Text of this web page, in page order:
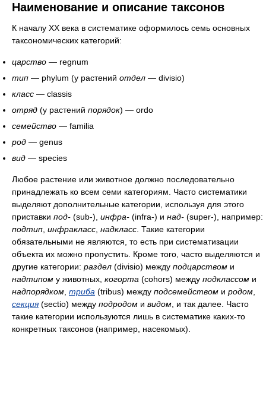
Наименование и описание таксонов
К началу XX века в систематике оформилось семь основных
таксономических категорий:
царство — regnum
тип — phylum (у растений отдел — divisio)
класс — classis
отряд (у растений порядок) — ordo
семейство — familia
род — genus
вид — species
Любое растение или животное должно последовательно
принадлежать ко всем семи категориям. Часто систематики
выделяют дополнительные категории, используя для этого
приставки под- (sub-), инфра- (infra-) и над- (super-), например:
подтип, инфракласс, надкласс. Такие категории
обязательными не являются, то есть при систематизации
объекта их можно пропустить. Кроме того, часто выделяются и
другие категории: раздел (divisio) между подцарством и
надтипом у животных, когорта (cohors) между подклассом и
надпорядком, триба (tribus) между подсемейством и родом,
секция(sectio) между подродом и видом, и так далее. Часто
такие категории используются лишь в систематике каких-то
конкретных таксонов (например, насекомых).